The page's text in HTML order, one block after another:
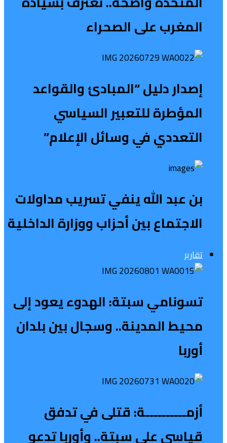
المغرب على الصحراء
إصدار دليل “المبادئ والقواعد
المؤطرة للتعبير السياسي
التعددي في وسائل الإعلام”
بن عبد الله ينفي تسريب مداولات
الاجتماع بين أحزاب ووزارة الداخلية
تقارير
تسونامي سبتة: الهدوء يعود إلى
محيط المدينة.. وسجال بين بلدان
أوربا
أزمــــــــــة: قتلى في تدفق
قياسي على سبتة.. وأوربا تدعو